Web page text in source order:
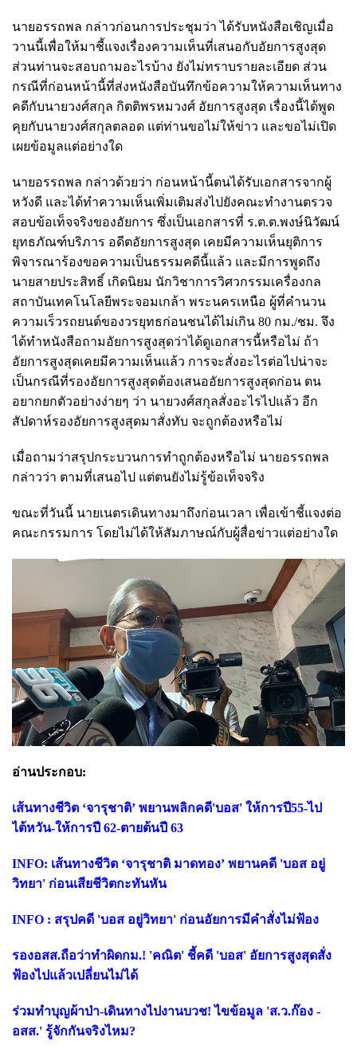
นายอรรถพล กล่าวก่อนการประชุมว่า ได้รับหนังสือเชิญเมื่อ
วานนี้เพื่อให้มาชี้แจงเรื่องความเห็นที่เสนอกับอัยการสูงสุด
ส่วนท่านจะสอบถามอะไรบ้าง ยังไม่ทราบรายละเอียด ส่วน
กรณีที่ก่อนหน้านี้ที่ส่งหนังสือบันทึกข้อความให้ความเห็นทาง
คดีกับนายวงศ์สกุล กิตติพรหมวงศ์ อัยการสูงสุด เรื่องนี้ได้พูด
คุยกับนายวงศ์สกุลตลอด แต่ท่านขอไม่ให้ข่าว และขอไม่เปิด
เผยข้อมูลแต่อย่างใด
นายอรรถพล กล่าวด้วยว่า ก่อนหน้านี้ตนได้รับเอกสารจากผู้
หวังดี และได้ทำความเห็นเพิ่มเติมส่งไปยังคณะทำงานตรวจ
สอบข้อเท็จจริงของอัยการ ซึ่งเป็นเอกสารที่ ร.ต.ต.พงษ์นิวัฒน์
ยุทธภัณฑ์บริภาร อดีตอัยการสูงสุด เคยมีความเห็นยุติการ
พิจารณาร้องขอความเป็นธรรมคดีนี้แล้ว และมีการพูดถึง
นายสายประสิทธิ์ เกิดนิยม นักวิชาการวิศวกรรมเครื่องกล
สถาบันเทคโนโลยีพระจอมเกล้า พระนครเหนือ ผู้ที่คํานวน
ความเร็วรถยนต์ของวรยุทธก่อนชนได้ไม่เกิน 80 กม./ชม. จึง
ได้ทำหนังสือถามอัยการสูงสุดว่าได้ดูเอกสารนี้หรือไม่ ถ้า
อัยการสูงสุดเคยมีความเห็นแล้ว การจะสั่งอะไรต่อไปน่าจะ
เป็นกรณีที่รองอัยการสูงสุดต้องเสนออัยการสูงสุดก่อน ตน
อยากยกตัวอย่างง่ายๆ ว่า นายวงศ์สกุลสั่งอะไรไปแล้ว อีก
สัปดาห์รองอัยการสูงสุดมาสั่งทับ จะถูกต้องหรือไม่
เมื่อถามว่าสรุปกระบวนการทำถูกต้องหรือไม่ นายอรรถพล
กล่าวว่า ตามที่เสนอไป แต่ตนยังไม่รู้ข้อเท็จจริง
ขณะที่วันนี้ นายเนตรเดินทางมาถึงก่อนเวลา เพื่อเข้าชี้แจงต่อ
คณะกรรมการ โดยไม่ได้ให้สัมภาษณ์กับผู้สื่อข่าวแต่อย่างใด
อ่านประกอบ:
เส้นทางชีวิต ‘จารุชาติ’ พยานพลิกคดี'บอส' ให้การปี55-ไป
ไต้หวัน-ให้การปี 62-ตายต้นปี 63
INFO: เส้นทางชีวิต ‘จารุชาติ มาดทอง’ พยานคดี 'บอส อยู่
วิทยา' ก่อนเสียชีวิตกะทันหัน
INFO : สรุปคดี 'บอส อยู่วิทยา' ก่อนอัยการมีคำสั่งไม่ฟ้อง
รองอสส.ถือว่าทำผิดกม.! 'คณิต' ชี้คดี 'บอส' อัยการสูงสุดสั่ง
ฟ้องไปแล้วเปลี่ยนไม่ได้
ร่วมทำบุญผ้าป่า-เดินทางไปงานบวช! ไขข้อมูล 'ส.ว.ก๊อง -
อสส.' รู้จักกันจริงไหม?